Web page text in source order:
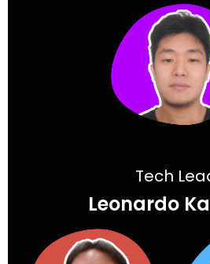
Tech
Leonardo